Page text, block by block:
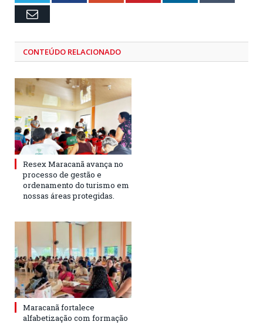
Email
CONTEÚDO RELACIONADO
Resex Maracanã avança no
processo de gestão e
ordenamento do turismo em
nossas áreas protegidas.
Maracanã fortalece
alfabetização com formação